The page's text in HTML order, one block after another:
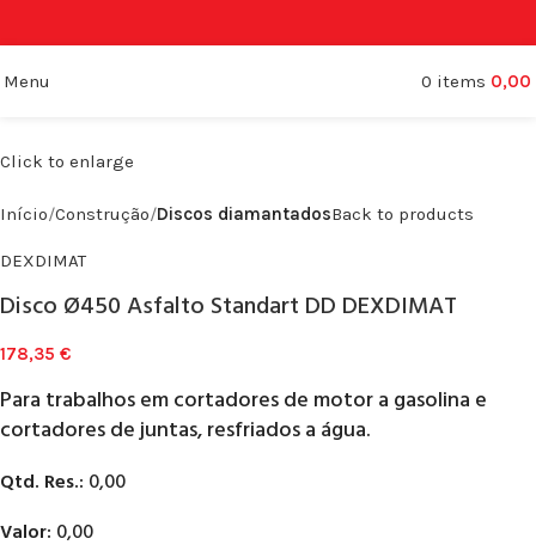
Menu 0 items 0,00
Click to enlarge
Início Construção Discos diamantadosBack to products
DEXDIMAT
Disco Ø450 Asfalto Standart DD DEXDIMAT
178,35 €
Para trabalhos em cortadores de motor a gasolina e
cortadores de juntas, resfriados a água.
Qtd. Res.: 0,00
Valor: 0,00